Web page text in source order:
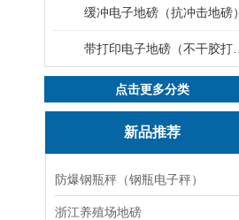
缓冲电子地磅（抗冲击地磅）
点击更多分类
新品推荐
防爆钢瓶秤（钢瓶电子秤）
浙江养殖场地磅